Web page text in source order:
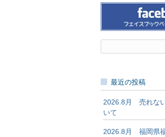
最近の投稿
2026.8月 売れな
いて
2026.8月 福岡県